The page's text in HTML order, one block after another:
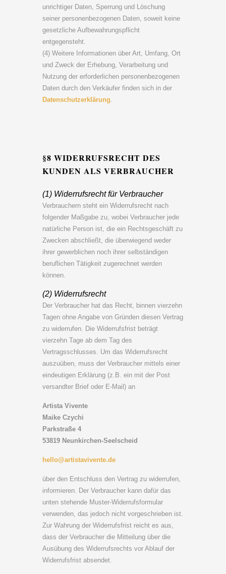
unrichtiger Daten, Sperrung und Löschung
seiner personenbezogenen Daten, soweit keine
gesetzliche Aufbewahrungspflicht
entgegensteht.
(4) Weitere Informationen über Art, Umfang, Ort
und Zweck der Erhebung, Verarbeitung und
Nutzung der erforderlichen personenbezogenen
Daten durch den Verkäufer finden sich in der
Datenschutzerklärung.
§8 WIDERRUFSRECHT DES
KUNDEN ALS VERBRAUCHER
(1) Widerrufsrecht für Verbraucher
Verbrauchern steht ein Widerrufsrecht nach
folgender Maßgabe zu, wobei Verbraucher jede
natürliche Person ist, die ein Rechtsgeschäft zu
Zwecken abschließt, die überwiegend weder
ihrer gewerblichen noch ihrer selbständigen
beruflichen Tätigkeit zugerechnet werden
können.
(2) Widerrufsrecht
Der Verbraucher hat das Recht, binnen vierzehn
Tagen ohne Angabe von Gründen diesen Vertrag
zu widerrufen. Die Widerrufsfrist beträgt
vierzehn Tage ab dem Tag des
Vertragsschlusses. Um das Widerrufsrecht
auszuüben, muss der Verbraucher mittels einer
eindeutigen Erklärung (z.B. ein mit der Post
versandter Brief oder E-Mail) an
Artista Vivente
Maike Czychi
Parkstraße 4
53819 Neunkirchen-Seelscheid
hello@artistavivente.de
über den Entschluss den Vertrag zu widerrufen,
informieren. Der Verbraucher kann dafür das
unten stehende Muster-Widerrufsformular
verwenden, das jedoch nicht vorgeschrieben ist.
Zur Wahrung der Widerrufsfrist reicht es aus,
dass der Verbraucher die Mitteilung über die
Ausübung des Widerrufsrechts vor Ablauf der
Widerrufsfrist absendet.